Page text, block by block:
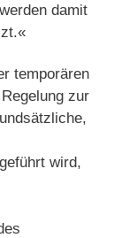
damit
temporären
zur
wird,